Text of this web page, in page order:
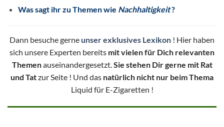
Was sagt ihr zu Themen wie Nachhaltigkeit?
Dann besuche gerne unser exklusives Lexikon ! Hier haben
sich unsere Experten bereits mit vielen für Dich relevanten
Themenauseinandergesetzt.Sie stehen Dir gerne mit Rat
und Tatzur Seite ! Und das natürlich nicht nur beim Thema
Liquid für E-Zigaretten !